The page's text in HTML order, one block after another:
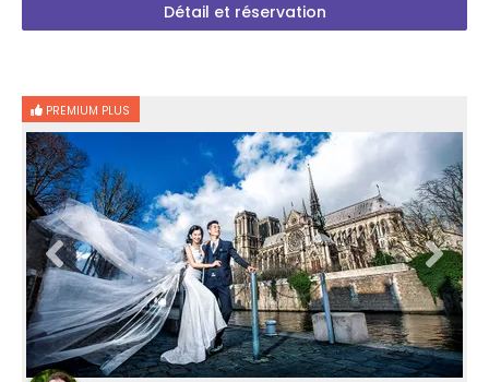
Détail et réservation
PREMIUM PLUS